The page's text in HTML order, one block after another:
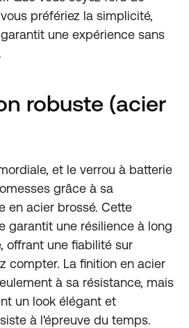
préfériez la simplicité,
une expérience sans
robuste (acier
et le verrou à batterie
grâce à sa
en acier brossé. Cette
garantit une résilience à long
offrant une fiabilité sur
compter. La finition en acier
à sa résistance, mais
un look élégant et
à l'épreuve du temps.